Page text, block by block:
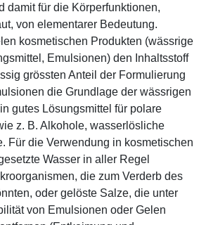
damit für die Körperfunktionen,
von elementarer Bedeutung.
kosmetischen Produkten (wässrige
Emulsionen) den Inhaltsstoff
grössten Anteil der Formulierung
die Grundlage der wässrigen
gutes Lösungsmittel für polare
z. B. Alkohole, wasserlösliche
Für die Verwendung in kosmetischen
Wasser in aller Regel
die zum Verderb des
oder gelöste Salze, die unter
von Emulsionen oder Gelen